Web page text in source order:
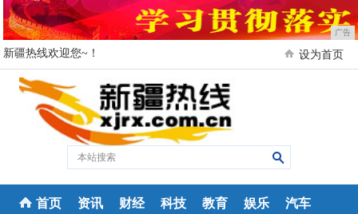
广告
新疆热线欢迎您~！ 设为首页
首页 资讯 财经 科技 教育 娱乐 汽车